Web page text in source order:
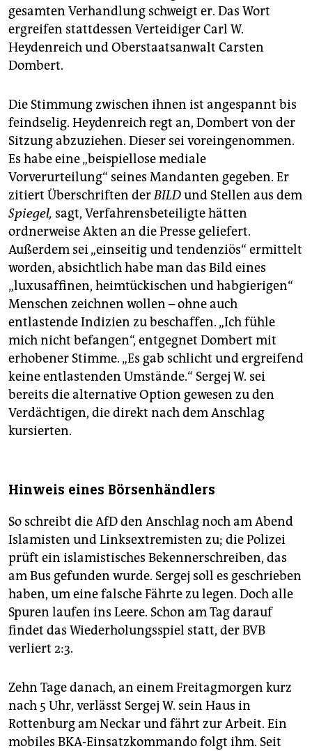
gesamten Verhandlung schweigt er. Das Wort
ergreifen stattdessen Verteidiger Carl W.
Heydenreich und Oberstaatsanwalt Carsten
Dombert.
Die Stimmung zwischen ihnen ist angespannt bis
feindselig. Heydenreich regt an, Dombert von der
Sitzung abzuziehen. Dieser sei voreingenommen.
Es habe eine „beispiellose mediale
Vorverurteilung“ seines Mandanten gegeben. Er
zitiert Überschriften derBILDund Stellen aus dem
Spiegel, sagt, Verfahrensbeteiligte hätten
ordnerweise Akten an die Presse geliefert.
Außerdem sei „einseitig und tendenziös“ ermittelt
worden, absichtlich habe man das Bild eines
„luxusaffinen, heimtückischen und habgierigen“
Menschen zeichnen wollen – ohne auch
entlastende Indizien zu beschaffen. „Ich fühle
mich nicht befangen“, entgegnet Dombert mit
erhobener Stimme. „Es gab schlicht und ergreifend
keine entlastenden Umstände.“ Sergej W. sei
bereits die alternative Option gewesen zu den
Verdächtigen, die direkt nach dem Anschlag
kursierten.
Hinweis eines Börsenhändlers
So schreibt die AfD den Anschlag noch am Abend
Islamisten und Linksextremisten zu; die Polizei
prüft ein islamistisches Bekennerschreiben, das
am Bus gefunden wurde. Sergej soll es geschrieben
haben, um eine falsche Fährte zu legen. Doch alle
Spuren laufen ins Leere. Schon am Tag darauf
findet das Wiederholungsspiel statt, der BVB
verliert 2:3.
Zehn Tage danach, an einem Freitagmorgen kurz
nach 5 Uhr, verlässt Sergej W. sein Haus in
Rottenburg am Neckar und fährt zur Arbeit. Ein
mobiles BKA-Einsatzkommando folgt ihm. Seit